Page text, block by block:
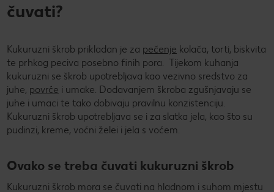
čuvati?
Kukuruzni škrob prikladan je za pečenje kolača, torti, biskvita
te prhkog peciva posebno finih pora. Tijekom kuhanja
kukuruzni se škrob upotrebljava kao vezivno sredstvo za
juhe, povrće i umake. Dodavanjem škroba zgušnjavaju se
juhe i umaci te tako dobivaju pravilnu konzistenciju.
Kukuruzni škrob upotrebljava se i za slatka jela, kao što su
pudinzi, kreme, voćni želei i jela s voćem.
Ovako se treba čuvati kukuruzni škrob
Kukuruzni škrob mora se čuvati na hladnom i suhom mjestu